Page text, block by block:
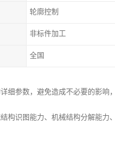
轮廓控制
非标件加工
全国
细参数，避免造成不必要的影响
构识图能力、机械结构分解能力